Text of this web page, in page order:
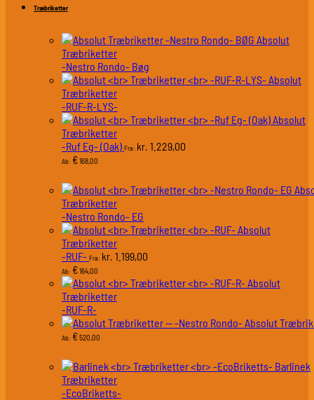
Træbriketter
Absolut
Træbriketter
-Nestro Rondo- Bøg
Absolut
Træbriketter
-RUF-R-LYS-
Absolut
Træbriketter
-Ruf Eg- (Oak) Fra: kr. 1.229,00
Ab: €168,00
Træbriketter
-Nestro Rondo- EG
Absolut
Træbriketter
-RUF- Fra: kr. 1.199,00
Ab: €164,00
Absolut
Træbriketter
-RUF-R-
Absolut
Ab: €520,00
Barlinek
Træbriketter
-EcoBriketts-